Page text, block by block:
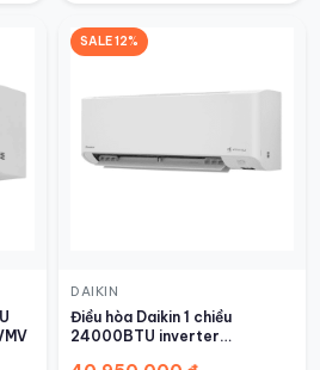
SALE 12%
DAIKIN
Điều hòa Daikin 1 chiều
24000BTU inverter